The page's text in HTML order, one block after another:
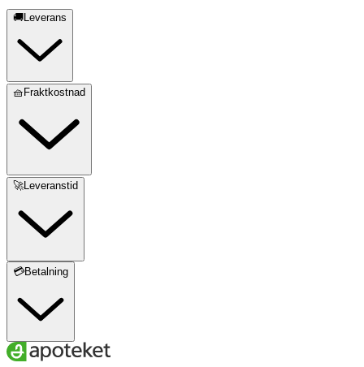
🚚Leverans
🧺Fraktkostnad
🚀Leveranstid
💳Betalning